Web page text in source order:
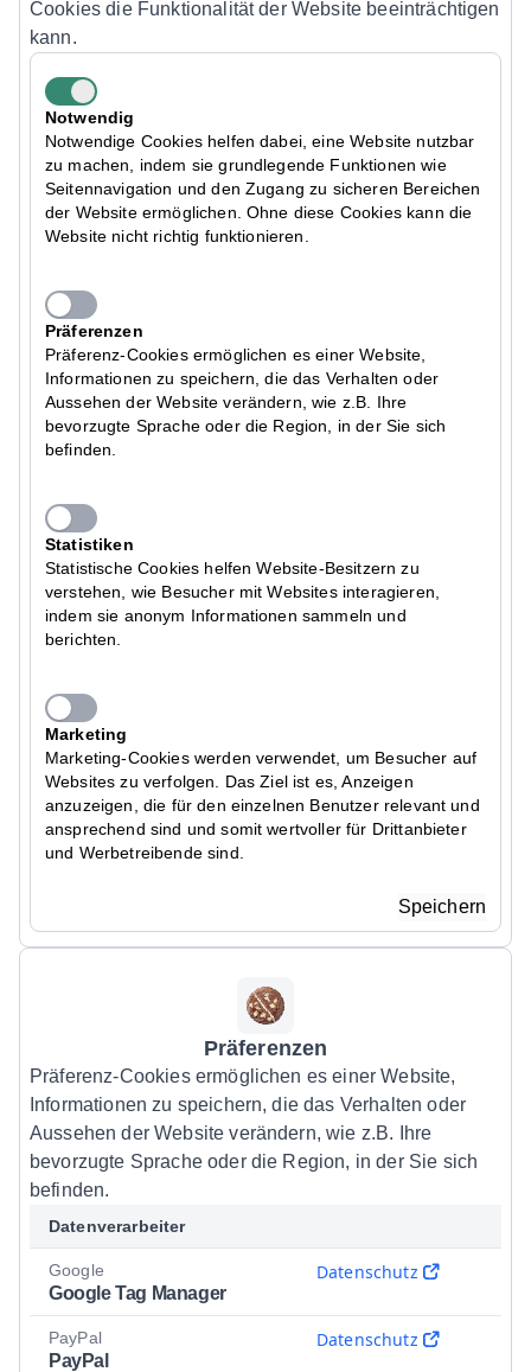
Cookies die Funktionalität der Website beeinträchtigen
kann.
Notwendig
Notwendige Cookies helfen dabei, eine Website nutzbar
zu machen, indem sie grundlegende Funktionen wie
Seitennavigation und den Zugang zu sicheren Bereichen
der Website ermöglichen. Ohne diese Cookies kann die
Website nicht richtig funktionieren.
Präferenzen
Präferenz-Cookies ermöglichen es einer Website,
Informationen zu speichern, die das Verhalten oder
Aussehen der Website verändern, wie z.B. Ihre
bevorzugte Sprache oder die Region, in der Sie sich
befinden.
Statistiken
Statistische Cookies helfen Website-Besitzern zu
verstehen, wie Besucher mit Websites interagieren,
indem sie anonym Informationen sammeln und
berichten.
Marketing
Marketing-Cookies werden verwendet, um Besucher auf
Websites zu verfolgen. Das Ziel ist es, Anzeigen
anzuzeigen, die für den einzelnen Benutzer relevant und
ansprechend sind und somit wertvoller für Drittanbieter
und Werbetreibende sind.
Speichern
Präferenzen
Präferenz-Cookies ermöglichen es einer Website,
Informationen zu speichern, die das Verhalten oder
Aussehen der Website verändern, wie z.B. Ihre
bevorzugte Sprache oder die Region, in der Sie sich
befinden.
Datenverarbeiter
Google
Google Tag Manager
Datenschutz
PayPal
PayPal
Datenschutz